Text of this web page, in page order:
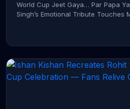
World Cup Jeet Gaya… Par Papa
Singh’s Emotional Tribute Touches